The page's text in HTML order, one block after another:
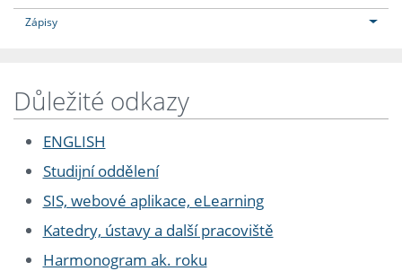
Zápisy
Důležité odkazy
ENGLISH
Studijní oddělení
SIS, webové aplikace, eLearning
Katedry, ústavy a další pracoviště
Harmonogram ak. roku